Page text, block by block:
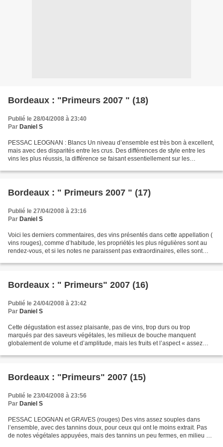
Bordeaux : "Primeurs 2007 " (18)
Publié le 28/04/2008 à 23:40
Par Daniel S
PESSAC LEOGNAN : Blancs Un niveau d’ensemble est très bon à excellent,
mais avec des disparités entre les crus. Des différences de style entre les
vins les plus réussis, la différence se faisant essentiellement sur les
Bordeaux : " Primeurs 2007 " (17)
Publié le 27/04/2008 à 23:16
Par Daniel S
Voici les derniers commentaires, des vins présentés dans cette appellation (
vins rouges), comme d’habitude, les propriétés les plus régulières sont au
rendez-vous, et si les notes ne paraissent pas extraordinaires, elles sont
Bordeaux : " Primeurs" 2007 (16)
Publié le 24/04/2008 à 23:42
Par Daniel S
Cette dégustation est assez plaisante, pas de vins, trop durs ou trop
marqués par des saveurs végétales, les milieux de bouche manquent
globalement de volume et d’amplitude, mais les fruits et l’aspect « assez
Bordeaux : "Primeurs" 2007 (15)
Publié le 23/04/2008 à 23:56
Par Daniel S
PESSAC LEOGNAN et GRAVES (rouges) Des vins assez souples dans
l’ensemble, avec des tannins doux, pour ceux qui ont le moins extrait. Pas
de notes végétales appuyées, mais des tannins un peu fermes, en milieu de